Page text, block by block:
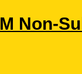
Non-